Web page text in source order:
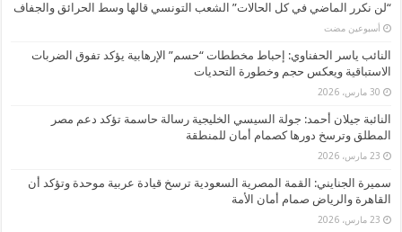
“لن نكرر الماضي في كل الحالات” الشعب التونسي قالها وسط الحرائق والجفاف
‏أسبوعين مضت
النائب ياسر الحفناوي: إحباط مخططات “حسم” الإرهابية يؤكد تفوق الضربات
الاستباقية ويعكس حجم وخطورة التحديات
30 مارس، 2026
النائبة جيلان أحمد: جولة السيسي الخليجية رسالة حاسمة تؤكد دعم مصر
المطلق وترسخ دورها كصمام أمان للمنطقة
23 مارس، 2026
سميرة الجنايني: القمة المصرية السعودية ترسخ قيادة عربية موحدة وتؤكد أن
القاهرة والرياض صمام أمان الأمة
23 مارس، 2026